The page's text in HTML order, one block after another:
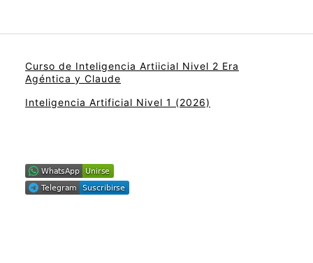
Curso de Inteligencia Artiicial Nivel 2 Era
Agéntica y Claude
Inteligencia Artificial Nivel 1 (2026)